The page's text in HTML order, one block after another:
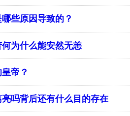
些原因导致的？
为什么能安然无恙
帝？
吗背后还有什么目的存在